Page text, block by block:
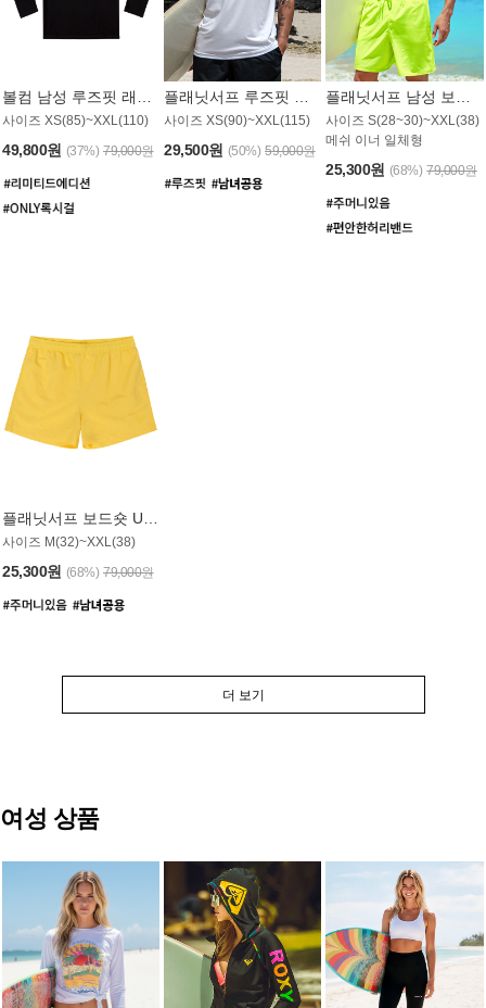
사이즈 XS(85)~XXL(110)
49,800원 (37%) 79,000원
사이즈 XS(90)~XXL(115)
29,500원 (50%) 59,000원
사이즈 S(28~30)~XXL(38)
메쉬 이너 일체형
25,300원 (68%) 79,000원
플래닛서프 보드숏 UMB008YPS
사이즈 M(32)~XXL(38)
25,300원 (68%) 79,000원
더 보기
여성 상품